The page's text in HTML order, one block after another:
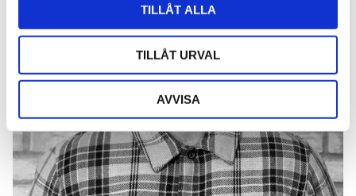
TILLÅT ALLA
TILLÅT URVAL
AVVISA